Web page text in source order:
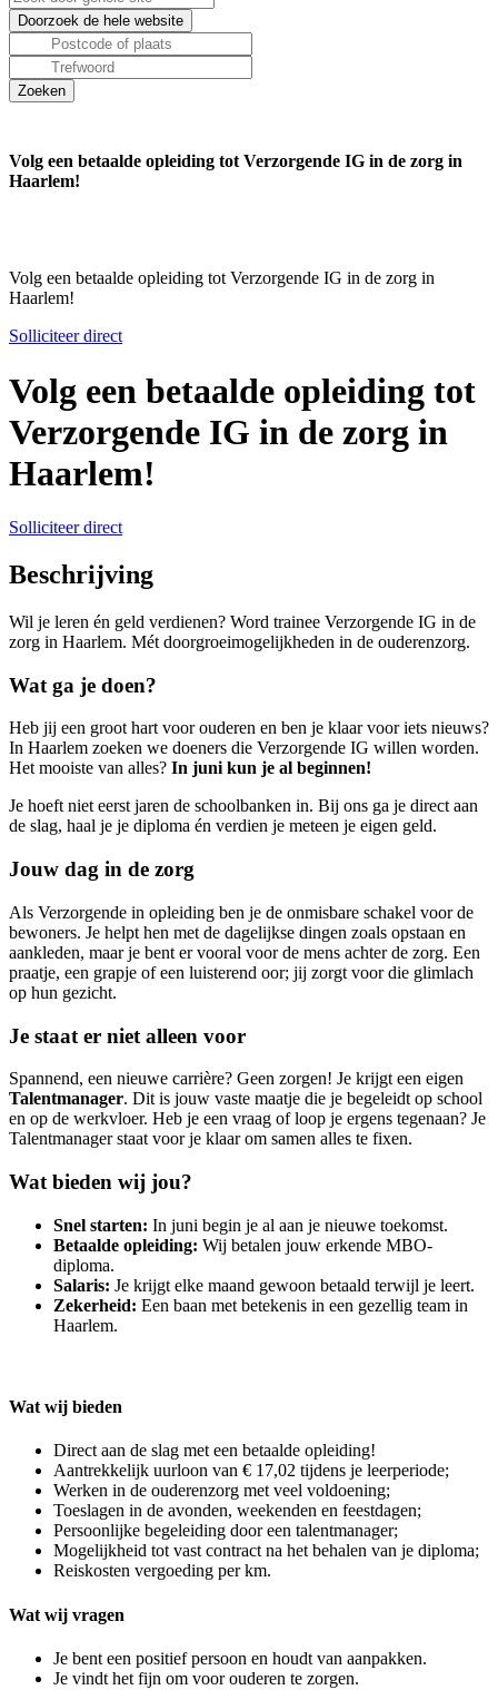
Volg een betaalde opleiding tot Verzorgende IG in de zorg in
Haarlem!
Volg een betaalde opleiding tot Verzorgende IG in de zorg in
Haarlem!
Solliciteer direct
Volg een betaalde opleiding tot
Verzorgende IG in de zorg in
Haarlem!
Solliciteer direct
Beschrijving
Wil je leren én geld verdienen? Word trainee Verzorgende IG in de
zorg in Haarlem. Mét doorgroeimogelijkheden in de ouderenzorg.
Wat ga je doen?
Heb jij een groot hart voor ouderen en ben je klaar voor iets nieuws?
In Haarlem zoeken we doeners die Verzorgende IG willen worden.
Het mooiste van alles? In juni kun je al beginnen!
Je hoeft niet eerst jaren de schoolbanken in. Bij ons ga je direct aan
de slag, haal je je diploma én verdien je meteen je eigen geld.
Jouw dag in de zorg
Als Verzorgende in opleiding ben je de onmisbare schakel voor de
bewoners. Je helpt hen met de dagelijkse dingen zoals opstaan en
aankleden, maar je bent er vooral voor de mens achter de zorg. Een
praatje, een grapje of een luisterend oor; jij zorgt voor die glimlach
op hun gezicht.
Je staat er niet alleen voor
Spannend, een nieuwe carrière? Geen zorgen! Je krijgt een eigen
Talentmanager. Dit is jouw vaste maatje die je begeleidt op school
en op de werkvloer. Heb je een vraag of loop je ergens tegenaan? Je
Talentmanager staat voor je klaar om samen alles te fixen.
Wat bieden wij jou?
Snel starten: In juni begin je al aan je nieuwe toekomst.
Betaalde opleiding: Wij betalen jouw erkende MBO-
diploma.
Salaris: Je krijgt elke maand gewoon betaald terwijl je leert.
Zekerheid: Een baan met betekenis in een gezellig team in
Haarlem.
Wat wij bieden
Direct aan de slag met een betaalde opleiding!
Aantrekkelijk uurloon van € 17,02 tijdens je leerperiode;
Werken in de ouderenzorg met veel voldoening;
Toeslagen in de avonden, weekenden en feestdagen;
Persoonlijke begeleiding door een talentmanager;
Mogelijkheid tot vast contract na het behalen van je diploma;
Reiskosten vergoeding per km.
Wat wij vragen
Je bent een positief persoon en houdt van aanpakken.
Je vindt het fijn om voor ouderen te zorgen.